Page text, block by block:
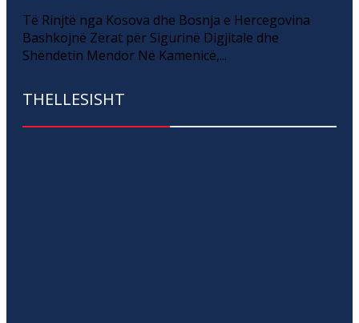
Të Rinjtë nga Kosova dhe Bosnja e Hercegovina
Bashkojnë Zërat për Sigurinë Digjitale dhe
Shëndetin Mendor Në Kamenicë,...
THELLESISHT